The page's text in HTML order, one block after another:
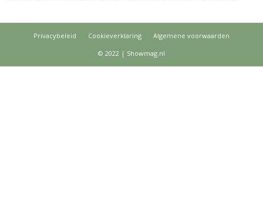
Privacybeleid Cookieverklaring
Algemene voorwaarden
© 2022 | Showmag.nl